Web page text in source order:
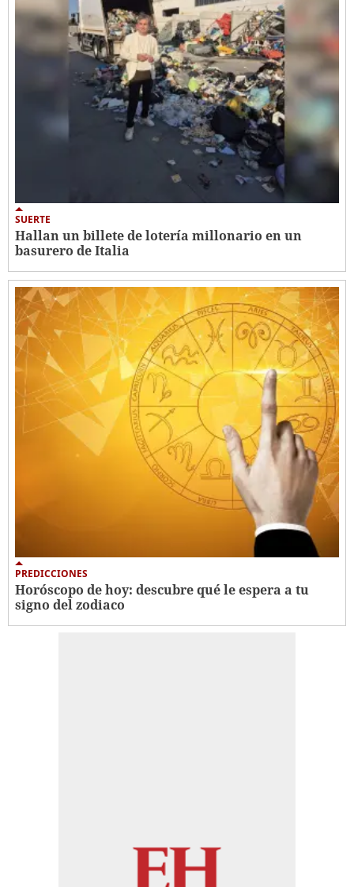
SUERTE
Hallan un billete de lotería millonario en un
basurero de Italia
PREDICCIONES
Horóscopo de hoy: descubre qué le espera a tu
signo del zodiaco